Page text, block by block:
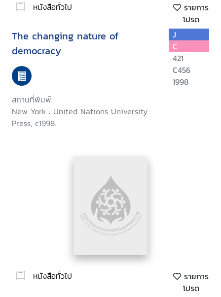
หนังสือทั่วไป
รายการ
โปรด
The changing nature of
democracy
สถานที่พิมพ์:
New York : United Nations University
Press, c1998.
J
C
421
C456
1998
หนังสือทั่วไป
รายการ
โปรด